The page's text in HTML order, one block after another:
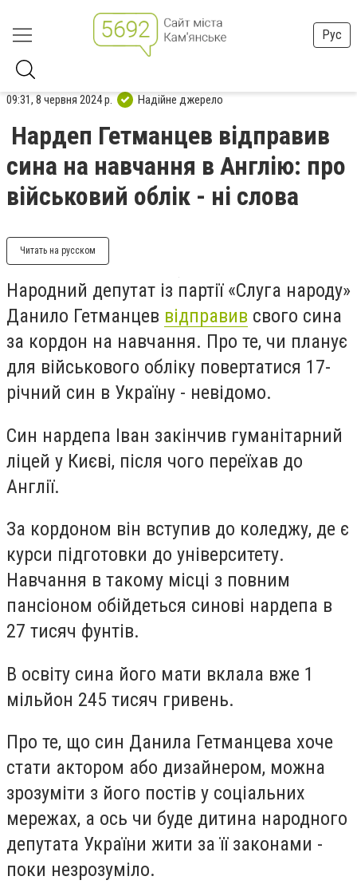
Рус
09:31, 8 червня 2024 р. Надійне джерело
Нардеп Гетманцев відправив
сина на навчання в Англію: про
військовий облік - ні слова
Читать на русском
Народний депутат із партії «Слуга народу»
Данило Гетманцев відправив свого сина
за кордон на навчання. Про те, чи планує
для військового обліку повертатися 17-
річний син в Україну - невідомо.
Син нардепа Іван закінчив гуманітарний
ліцей у Києві, після чого переїхав до
Англії.
За кордоном він вступив до коледжу, де є
курси підготовки до університету.
Навчання в такому місці з повним
пансіоном обійдеться синові нардепа в
27 тисяч фунтів.
В освіту сина його мати вклала вже 1
мільйон 245 тисяч гривень.
Про те, що син Данила Гетманцева хоче
стати актором або дизайнером, можна
зрозуміти з його постів у соціальних
мережах, а ось чи буде дитина народного
депутата України жити за її законами -
поки незрозуміло.